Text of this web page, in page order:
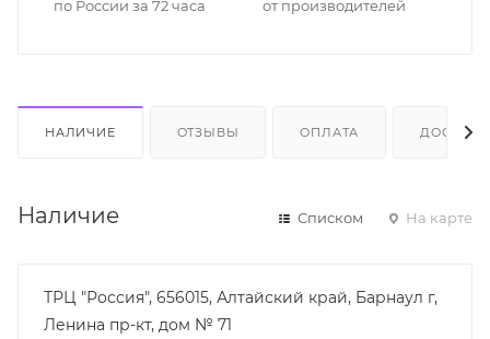
по России за 72 часа
от производителей
НАЛИЧИЕ ОТЗЫВЫ ОПЛАТА
Наличие Списком На карте
ТРЦ "Россия", 656015, Алтайский край, Барнаул г,
Ленина пр-кт, дом № 71